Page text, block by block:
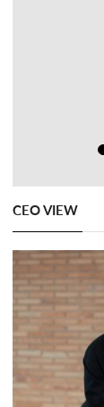
CEO VIEW
Previous